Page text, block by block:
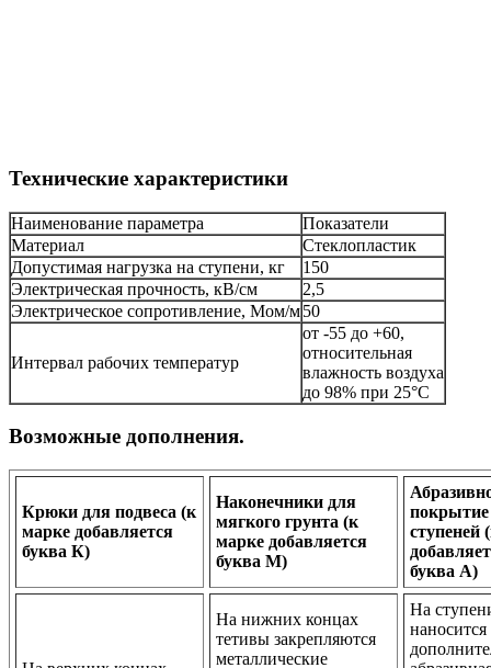
Технические характеристики
Наименование параметра
Показатели
Материал
Стеклопластик
Допустимая нагрузка на ступени, кг
150
Электрическая прочность, кВ/см
2,5
Электрическое сопротивление, Мом/м50
Интервал рабочих температур
от -55 до +60,
относительная
влажность воздуха
до 98% при 25°С
Возможные дополнения.
Крюки для подвеса (к
марке добавляется
буква К)
Наконечники для
мягкого грунта (к
марке добавляется
буква М)
покрытие
ступеней
буква А)
На нижних концах
тетивы закрепляются
металлические
На
наносится